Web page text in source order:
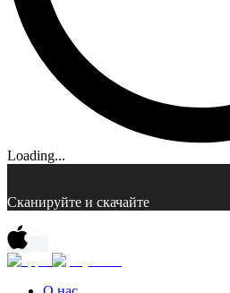
Loading...
Сканируйте и скачайте